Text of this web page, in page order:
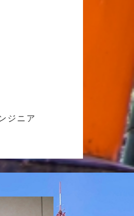
ジニア